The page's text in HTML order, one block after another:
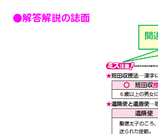
●解答解説の誌面